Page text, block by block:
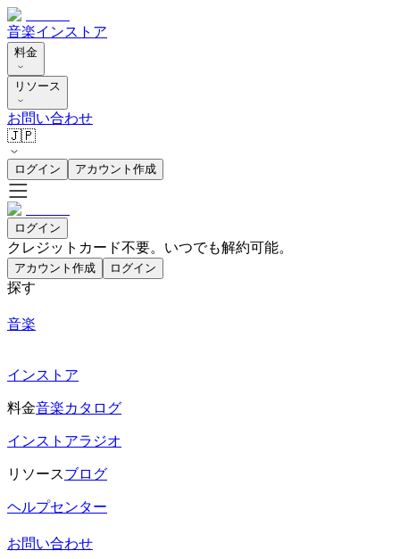
音楽インストア
料金
リソース
お問い合わせ
🇯🇵
ログイン アカウント作成
ログイン
クレジットカード不要。いつでも解約可能。
アカウント作成 ログイン
探す
音楽
インストア
料金音楽カタログ
インストアラジオ
リソースブログ
ヘルプセンター
お問い合わせ